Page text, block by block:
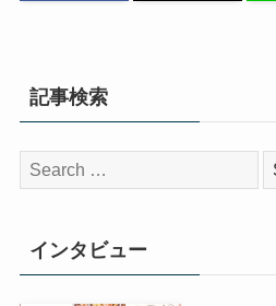
記事検索
検
索:
インタビュー